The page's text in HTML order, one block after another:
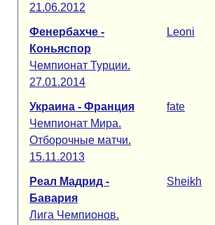
21.06.2012
Фенербахче -
Коньяспор
Чемпионат Турции.
27.01.2014
Leoni
Украина - Франция
Чемпионат Мира.
Отборочные матчи.
15.11.2013
fate
Реал Мадрид -
Бавария
Лига Чемпионов.
Sheikh